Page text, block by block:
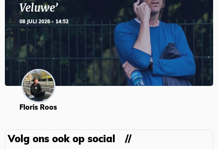
Veluwe’
08 JULI 2026 - 14:52
Floris Roos
Volg ons ook op social